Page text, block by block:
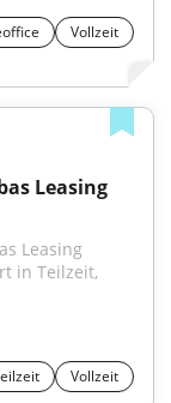
Vollzeit
Leasing
Leasing
in Teilzeit,
Vollzeit